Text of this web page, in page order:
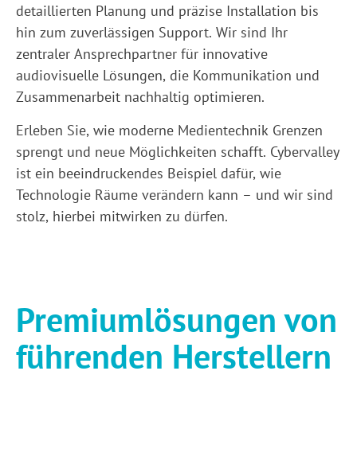
detaillierten Planung und präzise Installation bis
hin zum zuverlässigen Support. Wir sind Ihr
zentraler Ansprechpartner für innovative
audiovisuelle Lösungen, die Kommunikation und
Zusammenarbeit nachhaltig optimieren.
Erleben Sie, wie moderne Medientechnik Grenzen
sprengt und neue Möglichkeiten schafft. Cybervalley
ist ein beeindruckendes Beispiel dafür, wie
Technologie Räume verändern kann – und wir sind
stolz, hierbei mitwirken zu dürfen.
Premium­lösungen von
führenden Herstellern